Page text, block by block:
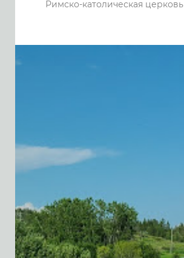
Римско-католическая церковь